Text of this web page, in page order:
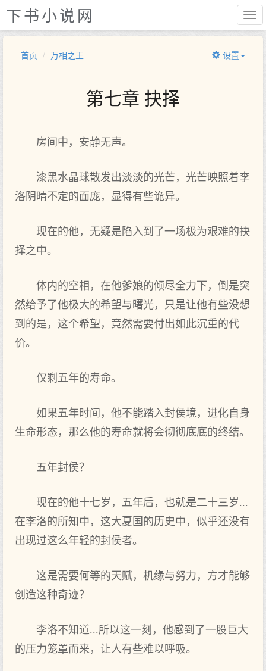
下书小说网
首页 万相之王 设置
第七章 抉择
房间中，安静无声。
漆黑水晶球散发出淡淡的光芒，光芒映照着李
洛阴晴不定的面庞，显得有些诡异。
现在的他，无疑是陷入到了一场极为艰难的抉
择之中。
体内的空相，在他爹娘的倾尽全力下，倒是突
然给予了他极大的希望与曙光，只是让他有些没想
到的是，这个希望，竟然需要付出如此沉重的代
价。
仅剩五年的寿命。
如果五年时间，他不能踏入封侯境，进化自身
生命形态，那么他的寿命就将会彻彻底底的终结。
五年封侯？
现在的他十七岁，五年后，也就是二十三岁...
在李洛的所知中，这大夏国的历史中，似乎还没有
出现过这么年轻的封侯者。
这是需要何等的天赋，机缘与努力，方才能够
创造这种奇迹？
李洛不知道...所以这一刻，他感到了一股巨大
的压力笼罩而来，让人有些难以呼吸。